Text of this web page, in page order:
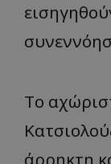
Το
άρρηκτη